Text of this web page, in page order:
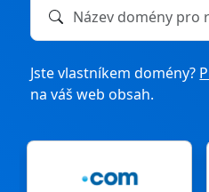
Název domény k
Jste vlastníkem domény?
na váš web obsah.